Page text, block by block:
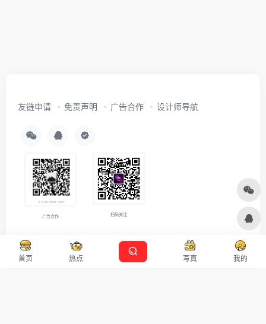
首页 热点 写真 我的
友链申请 免责声明 广告合作 设计师导航
广告合作 扫码关注
Copyright © 2026沪ICP备2021007899号-5 Designed by 设计资源